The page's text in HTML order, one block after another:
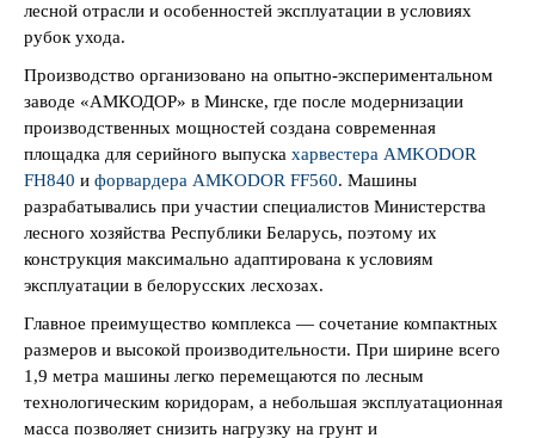
лесной отрасли и особенностей эксплуатации в условиях
рубок ухода.
Производство организовано на опытно-экспериментальном
заводе «АМКОДОР» в Минске, где после модернизации
производственных мощностей создана современная
площадка для серийного выпуска харвестера AMKODOR
FH840 и форвардера AMKODOR FF560. Машины
разрабатывались при участии специалистов Министерства
лесного хозяйства Республики Беларусь, поэтому их
конструкция максимально адаптирована к условиям
эксплуатации в белорусских лесхозах.
Главное преимущество комплекса — сочетание компактных
размеров и высокой производительности. При ширине всего
1,9 метра машины легко перемещаются по лесным
технологическим коридорам, а небольшая эксплуатационная
масса позволяет снизить нагрузку на грунт и